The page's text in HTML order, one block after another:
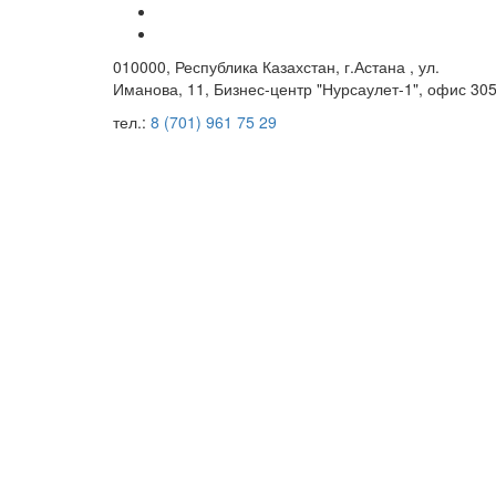
010000, Республика Казахстан, г.Астана , ул.
Иманова, 11, Бизнес-центр "Нурсаулет-1", офис
тел.: 8 (701) 961 75 29